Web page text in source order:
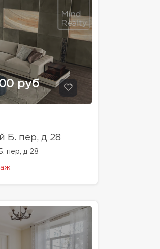
руб
Б. пер, д 28
пер, д 28